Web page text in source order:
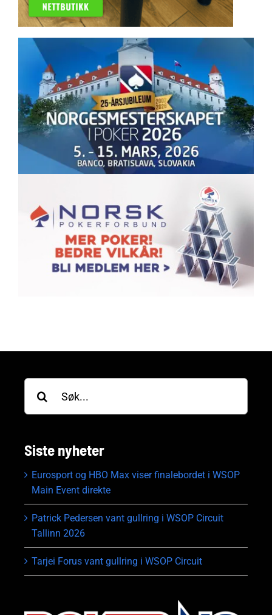
etter:
Siste nyheter
Eurosport og HBO Max viser finalebordet i WSOP
Main Event direkte
Patrick Pedersen vant gullring i WSOP Circuit
Tallinn 2026
Tarjei Forus vant gullring i WSOP Circuit